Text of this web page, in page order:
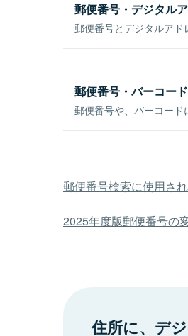
郵便番号・デジタル
郵便番号とデジタルアド
郵便番号・バーコー
郵便番号や、バーコード
郵便番号検索に使用さ
2025年度版郵便番号の
住所に、デ